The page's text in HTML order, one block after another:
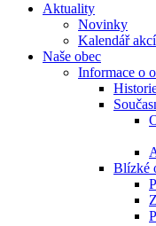
Aktuality
Novinky
Kalendář akcí
Naše obec
Informace o
Blízké